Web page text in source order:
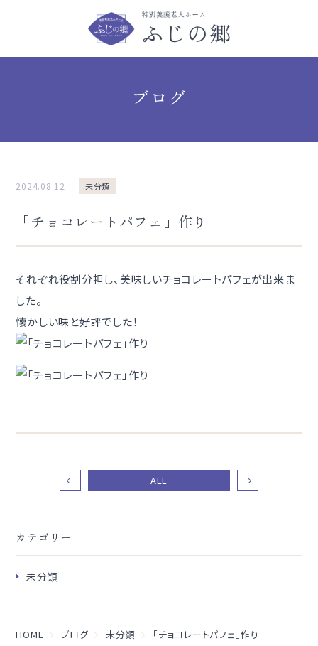
ブログ
カテゴリー
未分類
2024.08.12 未分類
「チョコレートパフェ」作り
それぞれ役割分担し、美味しいチョコレートパフェが出来ま
した。
懐かしい味と好評でした！
ALL
HOME ブログ 未分類 「チョコレートパフェ」作り